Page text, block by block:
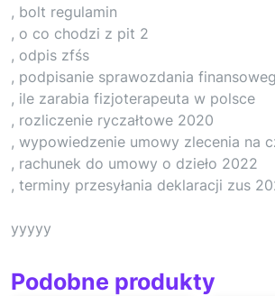
, bolt regulamin
, o co chodzi z pit 2
, odpis zfśs
, podpisanie sprawozdania
, ile zarabia fizjoterapeuta w polsce
, rozliczenie ryczałtowe 2020
, wypowiedzenie umowy zlecenia na
, rachunek do umowy o dzieło 2022
, terminy przesyłania deklaracji zus
yyyyy
Podobne produkty